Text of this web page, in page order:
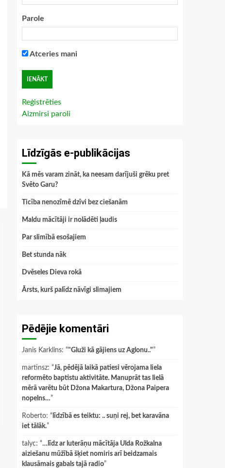
Parole
Atceries mani
Reģistrēties
Aizmirsi paroli
Līdzīgās e-publikācijas
Kā mēs varam zināt, ka neesam darījuši grēku pret
Svēto Garu?
Ticība nenozīmē dzīvi bez ciešanām
Maldu mācītāji ir nolādēti ļaudis
Par slimībā esošajiem
Bet stunda nāk
Dvēseles Dieva rokā
Ārsts, kurš palīdz nāvīgi slimajiem
Pēdējie komentāri
Janis Karklins: “"Gluži kā gājiens uz Aglonu.."”
martinsz: “Jā, pēdējā laikā patiesi vērojama liela
reformēto baptistu aktivitāte. Manuprāt tas lielā
mērā varētu būt Džona Makartura, Džona Paipera
nopelns…”
Roberto: “ līdzībā es teiktu: .. suņi rej, bet karavāna
iet tālāk.”
talyc: “…līdz ar luterāņu mācītāja Ulda Rožkalna
aiziešanu mūžībā šķiet nomiris arī beidzamais
klausāmais gabals tajā radio”